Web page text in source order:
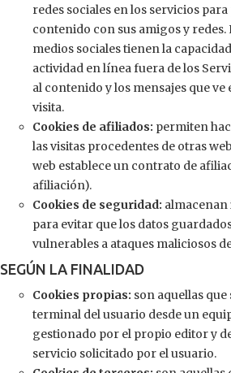
redes sociales en los servicios
contenido con sus amigos y redes.
medios sociales tienen la
actividad en línea fuera de los
al contenido y los mensajes que
visita.
Cookies de afiliados: permiten
las visitas procedentes de otras
web establece un contrato de
afiliación).
Cookies de seguridad:
para evitar que los datos
vulnerables a ataques maliciosos
SEGÚN LA FINALIDAD
Cookies propias: son aquellas
terminal del usuario desde un
gestionado por el propio editor y
servicio solicitado por el usuario.